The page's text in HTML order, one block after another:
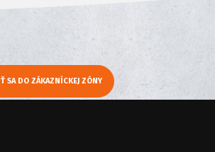
SA DO ZÁKAZNÍCKEJ ZÓNY